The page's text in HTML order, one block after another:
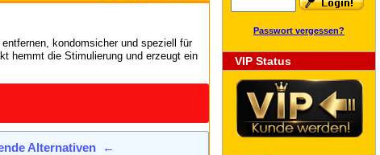
kondomsicher und speziell für
hemmt die Stimulierung und erzeugt ein
Alternativen ←
Passwort vergessen?
VIP Status